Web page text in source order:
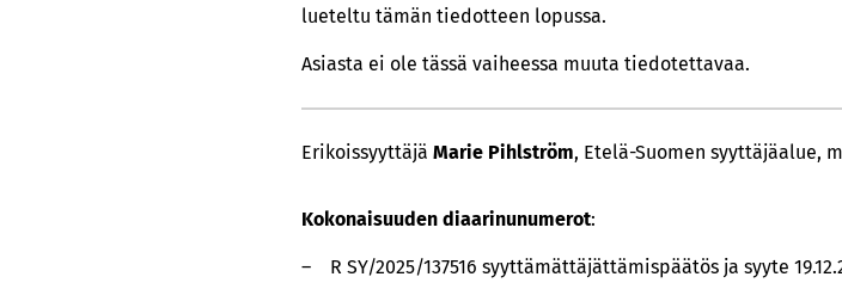
lueteltu tämän tiedotteen lopussa.
Asiasta ei ole tässä vaiheessa muuta tiedotettavaa.
Erikoissyyttäjä Marie Pihlström, Etelä-Suomen syyttäjäalue,
Kokonaisuuden diaarinunumerot:
– R SY/2025/137516 syyttämättäjättämispäätös ja syyte